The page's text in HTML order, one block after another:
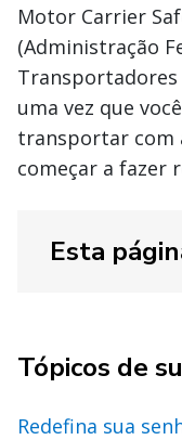
Motor Carrier
(Administração
Transportadores
uma vez que
transportar com
começar a fazer
Esta
Tópicos de
Redefina sua